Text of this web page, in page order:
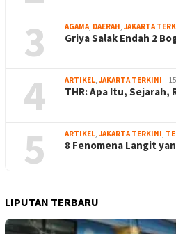
3 AGAMA DAERAH JAKARTA
Griya Salak Endah 2
4 ARTIKEL JAKARTA TERKINI
THR: Apa Itu, Sejarah,
5 ARTIKEL JAKARTA TERKINI
8 Fenomena Langit
LIPUTAN TERBARU